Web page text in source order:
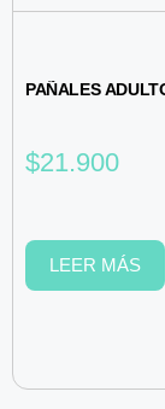
PAÑALES
$21.900
LEER MÁS